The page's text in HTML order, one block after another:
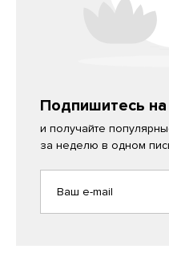
Подпишитесь
и получайте
за неделю в одном